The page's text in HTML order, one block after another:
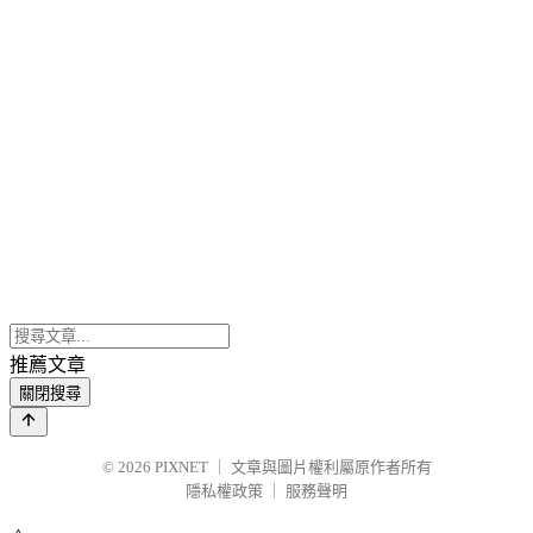
推薦文章
關閉搜尋
© 2026 PIXNET
文章與圖片權利屬原作者所有
隱私權政策
服務聲明